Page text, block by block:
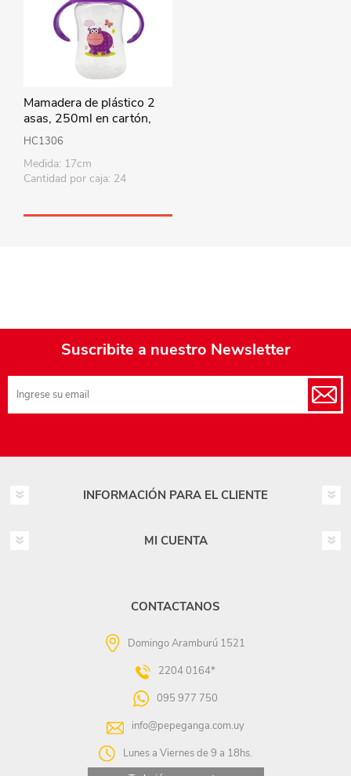
Mamadera de plástico 2
asas, 250ml en cartón,
MI-K, 2 colores
HC1306
Medida: 17cm
Cantidad por caja: 24
Suscribite a nuestro Newsletter
INFORMACIÓN PARA EL CLIENTE
MI CUENTA
CONTACTANOS
Domingo Aramburú 1521
2204 0164*
095 977 750
info@pepeganga.com.uy
Lunes a Viernes de 9 a 18hs.